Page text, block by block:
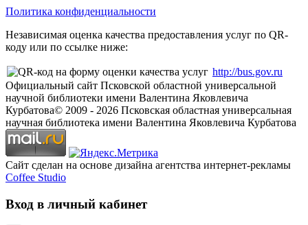
Политика конфиденциальности
Независимая оценка качества предоставления услуг по QR-
коду или по ссылке ниже:
http://bus.gov.ru
Официальный сайт Псковской областной универсальной
научной библиотеки имени Валентина Яковлевича
Курбатова© 2009 - 2026 Псковская областная универсальная
научная библиотека имени Валентина Яковлевича Курбатова
Сайт сделан на основе дизайна агентства интернет-рекламы
Coffee Studio
Вход в личный кабинет